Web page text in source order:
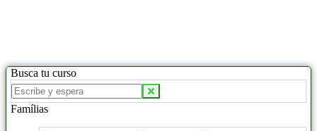
Busca tu curso
Famílias